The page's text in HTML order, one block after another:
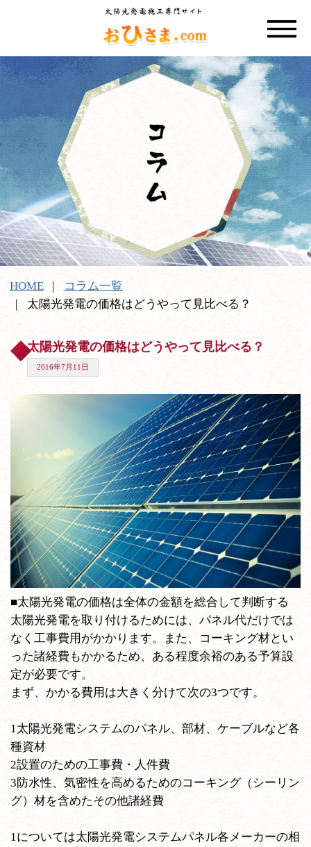
HOME
コラム一覧
太陽光発電の価格はどうやって見比べる？
太陽光発電の価格はどうやって見比べる？
2016年7月11日
■太陽光発電の価格は全体の金額を総合して判断する
太陽光発電を取り付けるためには、パネル代だけでは
なく工事費用がかかります。また、コーキング材とい
った諸経費もかかるため、ある程度余裕のある予算設
定が必要です。
まず、かかる費用は大きく分けて次の3つです。
1太陽光発電システムのパネル、部材、ケーブルなど各
種資材
2設置のための工事費・人件費
3防水性、気密性を高めるためのコーキング（シーリン
グ）材を含めたその他諸経費
1については太陽光発電システムパネル各メーカーの相